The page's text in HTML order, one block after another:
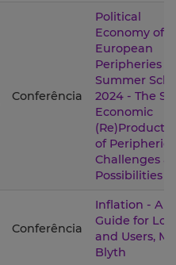
Conferência
Political
Economy of
European
Peripheries
Summer
2024 - The
Economic
of
Challenges
Possibilities
Conferência
Inflation - A
Guide for
and Users,
Blyth